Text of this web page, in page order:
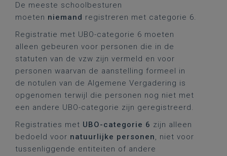
De meeste schoolbesturen
moeten niemand registreren met categorie 6.
Registratie met UBO-categorie 6 moeten
alleen gebeuren voor personen die in de
statuten van de vzw zijn vermeld en voor
personen waarvan de aanstelling formeel in
de notulen van de Algemene Vergadering is
opgenomen terwijl die personen nog niet met
een andere UBO-categorie zijn geregistreerd.
Registraties met UBO-categorie 6 zijn alleen
bedoeld voor natuurlijke personen, niet voor
tussenliggende entiteiten of andere